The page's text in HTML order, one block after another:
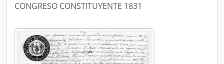
CONGRESO CONSTITUYENTE 1831